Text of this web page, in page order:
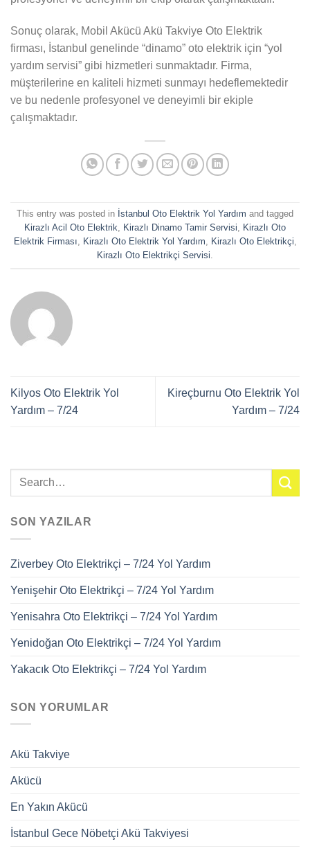
Sonuç olarak, Mobil Akücü Akü Takviye Oto Elektrik
firması, İstanbul genelinde “dinamo” oto elektrik için “yol
yardım servisi” gibi hizmetleri sunmaktadır. Firma,
müşterilerine en kaliteli hizmeti sunmayı hedeflemektedir
ve bu nedenle profesyonel ve deneyimli bir ekiple
çalışmaktadır.
This entry was posted in İstanbul Oto Elektrik Yol Yardım and tagged
Kirazlı Acil Oto Elektrik
Kirazlı Dinamo Tamir Servisi
Kirazlı Oto
Elektrik Firması
Kirazlı Oto Elektrik Yol Yardım Kirazlı Oto Elektrikçi
Kirazlı Oto Elektrikçi Servisi
Kilyos Oto Elektrik Yol
Yardım – 7/24
Kireçburnu Oto Elektrik Yol
Yardım – 7/24
SON YAZILAR
Ziverbey Oto Elektrikçi – 7/24 Yol Yardım
Yenişehir Oto Elektrikçi – 7/24 Yol Yardım
Yenisahra Oto Elektrikçi – 7/24 Yol Yardım
Yenidoğan Oto Elektrikçi – 7/24 Yol Yardım
Yakacık Oto Elektrikçi – 7/24 Yol Yardım
SON YORUMLAR
Akü Takviye
Akücü
En Yakın Akücü
İstanbul Gece Nöbetçi Akü Takviyesi